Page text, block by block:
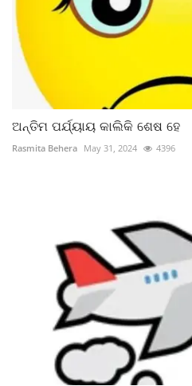
ଅନ୍ତିମ ପର୍ଯ୍ୟାୟ କାଲିକି ଶେଷ ହେ
Rasmita Behera May 31, 2024 4396